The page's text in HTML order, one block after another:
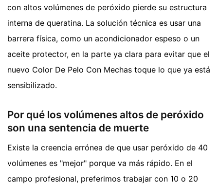
con altos volúmenes de peróxido pierde su estructura
interna de queratina. La solución técnica es usar una
barrera física, como un acondicionador espeso o un
aceite protector, en la parte ya clara para evitar que el
nuevo Color De Pelo Con Mechas toque lo que ya está
sensibilizado.
Por qué los volúmenes altos de peróxido
son una sentencia de muerte
Existe la creencia errónea de que usar peróxido de 40
volúmenes es "mejor" porque va más rápido. En el
campo profesional, preferimos trabajar con 10 o 20